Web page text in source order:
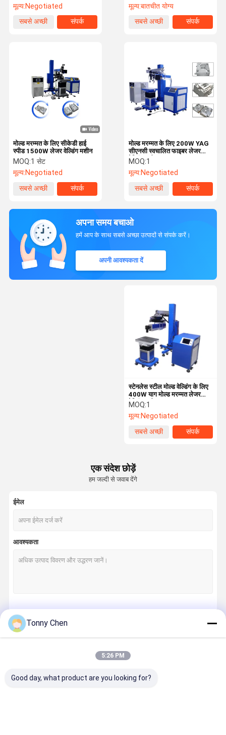
मूल्य:Negotiated
सबसे अच्छी
संपर्क
मूल्य:बातचीत योग्य
सबसे अच्छी
संपर्क
मोल्ड मरम्मत के लिए सीकेडी हाई
स्पीड 1500W लेजर वेल्डिंग मशीन
MOQ:1 सेट
मूल्य:Negotiated
सबसे अच्छी
संपर्क
मोल्ड मरम्मत के लिए 200W YAG
सीएनसी स्वचालित फाइबर लेजर
वेल्डिंग मशीन
MOQ:1
मूल्य:Negotiated
सबसे अच्छी
संपर्क
अपना समय बचाओ
हमें आप के साथ सबसे अच्छा उत्पादों से संपर्क करें।
अपनी आवश्यकता दें
स्टेनलेस स्टील मोल्ड वेल्डिंग के लिए
400W याग मोल्ड मरम्मत लेजर
वेल्डिंग मशीन
MOQ:1
मूल्य:Negotiated
सबसे अच्छी
संपर्क
एक संदेश छोड़ें
हम जल्दी से जवाब देंगे
ईमेल
आवश्यकता
Tonny Chen
5:26 PM
Good day, what product are you looking for?